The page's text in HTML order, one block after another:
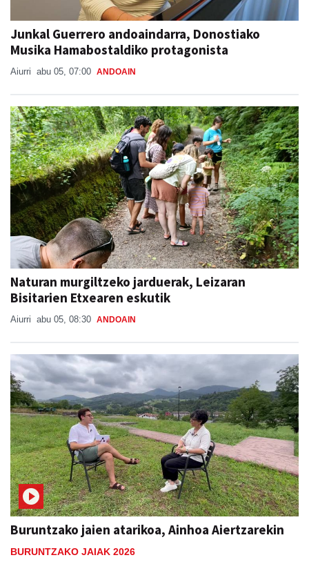
Junkal Guerrero andoaindarra, Donostiako
Musika Hamabostaldiko protagonista
Aiurri abu 05, 07:00 ANDOAIN
Naturan murgiltzeko jarduerak, Leizaran
Bisitarien Etxearen eskutik
Aiurri abu 05, 08:30 ANDOAIN
Buruntzako jaien atarikoa, Ainhoa Aiertzarekin
BURUNTZAKO JAIAK 2026